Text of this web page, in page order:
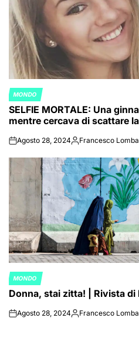
POSTED
IN
MONDO
SELFIE MORTALE: Una
mentre cercava di scattare
onAgosto 28, 2024Posted
Francesco
POSTED
IN
MONDO
Donna, stai zitta! | Rivista di
onAgosto 28, 2024Posted
Francesco